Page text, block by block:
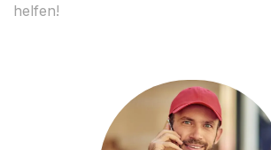
helfen!